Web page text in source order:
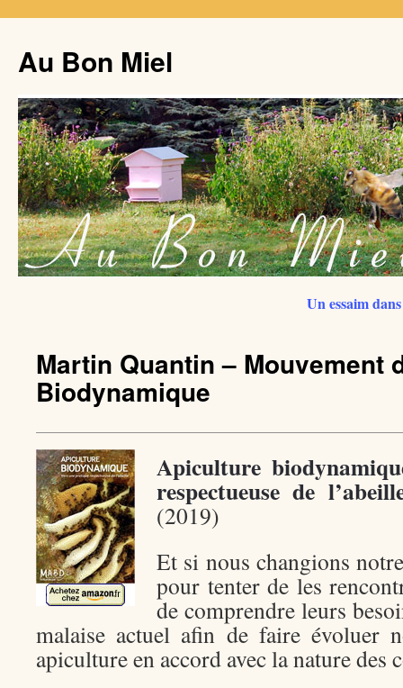
Au Bon Miel
Un essaim
Martin Quantin – Mouvement
Biodynamique
Apiculture
respectueuse de
(2019)
Et si nous changions
pour tenter de les
de comprendre leurs
malaise actuel afin de faire évoluer
apiculture en accord avec la nature des